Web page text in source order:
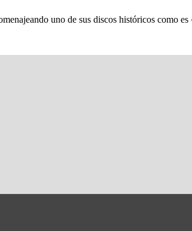
uno de sus discos históricos como